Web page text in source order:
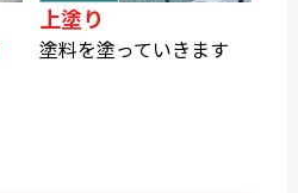
上塗り
塗料を塗っていきます